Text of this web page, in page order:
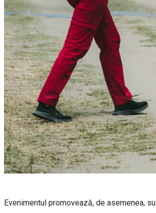
Evenimentul promovează, de asemenea,